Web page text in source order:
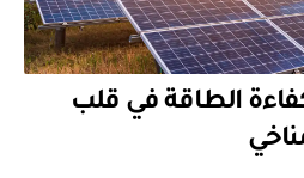
الطاقة في قلب